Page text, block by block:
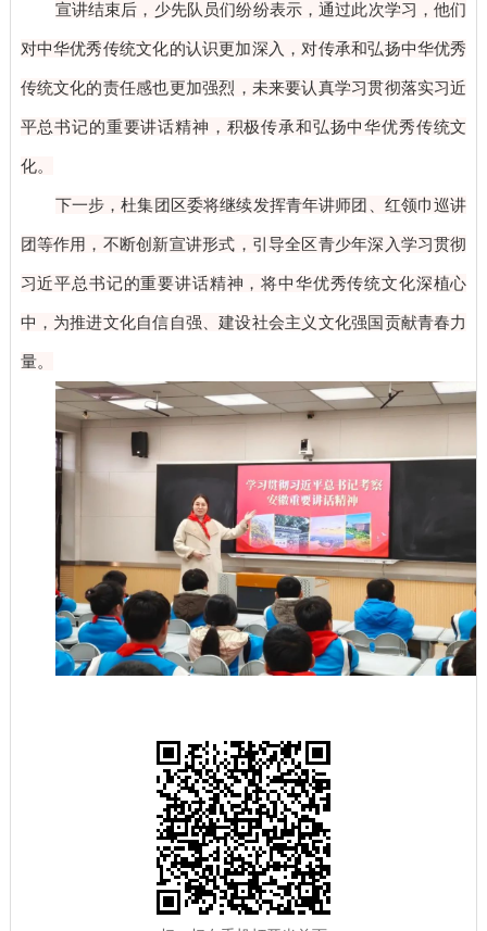
宣讲结束后，少先队员们纷纷表示，通过此次学习，他们
对中华优秀传统文化的认识更加深入，对传承和弘扬中华优秀
传统文化的责任感也更加强烈，未来要认真学习贯彻落实习近
平总书记的重要讲话精神，积极传承和弘扬中华优秀传统文
化。
下一步，杜集团区委将继续发挥青年讲师团、红领巾巡讲
团等作用， 不断创新宣讲形式，引导全区青少年深入学习贯彻
习近平总书记的重要讲话精神，将中华优秀传统文化深植心
中，为推进文化自信自强、建设社会主义文化强国贡献青春力
量。